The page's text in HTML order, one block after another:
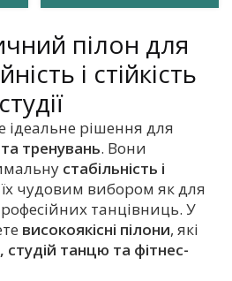
пілон для
і стійкість
ідеальне рішення для
тренувань. Вони
стабільність і
чудовим вибором як для
танцівниць. У
високоякісні пілони, які
студій танцю та фітнес-